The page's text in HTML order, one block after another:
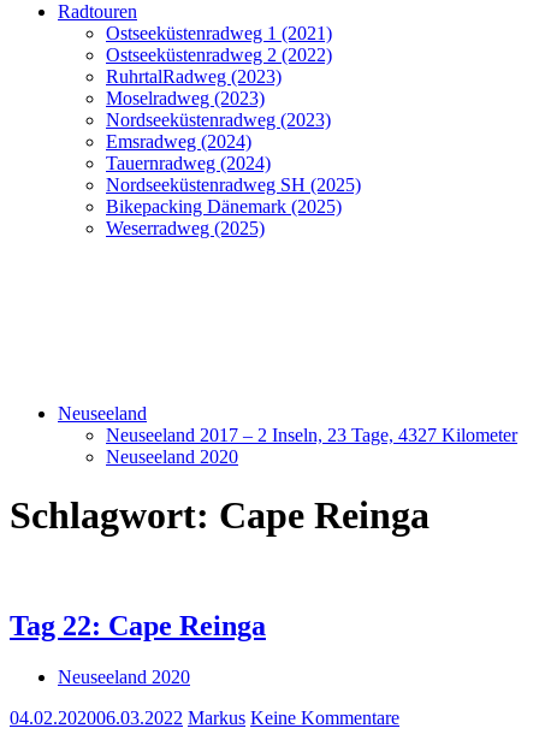
Radtouren
Ostseeküstenradweg 1 (2021)
Ostseeküstenradweg 2 (2022)
RuhrtalRadweg (2023)
Moselradweg (2023)
Nordseeküstenradweg (2023)
Emsradweg (2024)
Tauernradweg (2024)
Nordseeküstenradweg SH (2025)
Bikepacking Dänemark (2025)
Weserradweg (2025)
Neuseeland
Neuseeland 2017 – 2 Inseln, 23 Tage, 4327 Kilometer
Neuseeland 2020
Schlagwort: Cape Reinga
Tag 22: Cape Reinga
Neuseeland 2020
04.02.202006.03.2022 Markus Keine Kommentare